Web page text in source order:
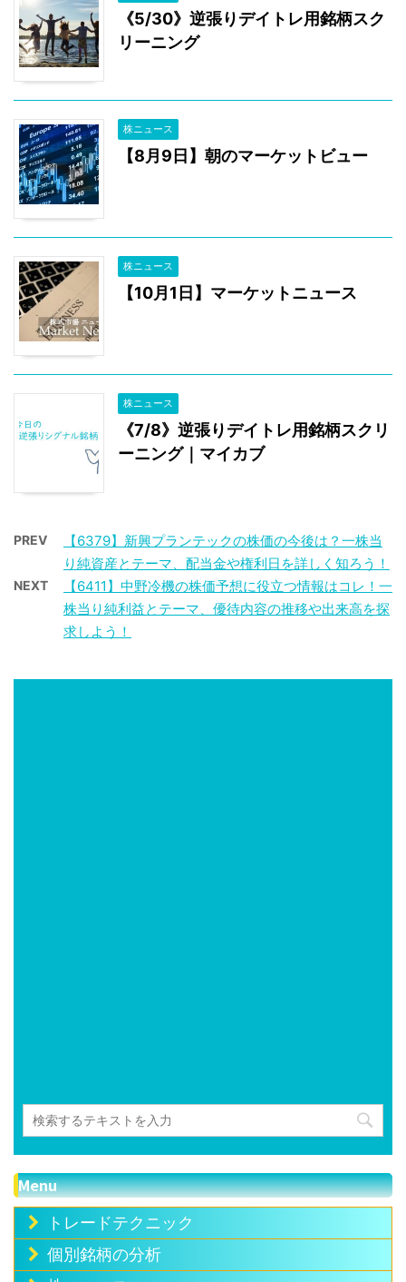
《5/30》逆張りデイトレ用銘柄スク
リーニング
株ニュース
【8月9日】朝のマーケットビュー
株ニュース
【10月1日】マーケットニュース
株ニュース
《7/8》逆張りデイトレ用銘柄スクリ
ーニング｜マイカブ
PREV
【6379】新興プランテックの株価の今後は？一株当
り純資産とテーマ、配当金や権利日を詳しく知ろう！
NEXT
【6411】中野冷機の株価予想に役立つ情報はコレ！一
株当り純利益とテーマ、優待内容の推移や出来高を探
求しよう！
Menu
トレードテクニック
個別銘柄の分析